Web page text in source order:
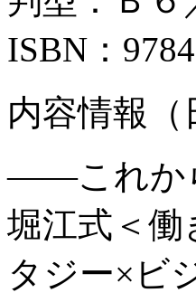
ISBN：
内容情報
――これか
堀江式＜働
タジー×ビ